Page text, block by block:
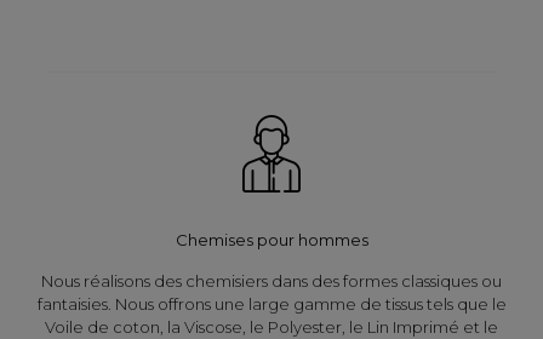
Chemises pour hommes
Nous réalisons des chemisiers dans des formes classiques ou
fantaisies. Nous offrons une large gamme de tissus tels que le
Voile de coton, la Viscose, le Polyester, le Lin Imprimé et le